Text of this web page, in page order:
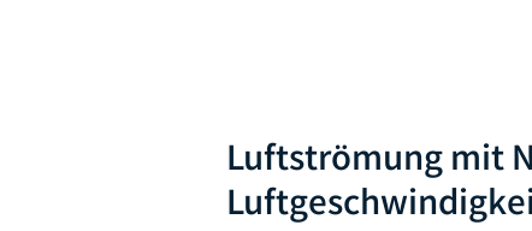
Luftströmung mit